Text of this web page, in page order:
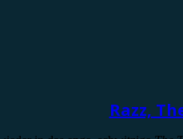
Razz,